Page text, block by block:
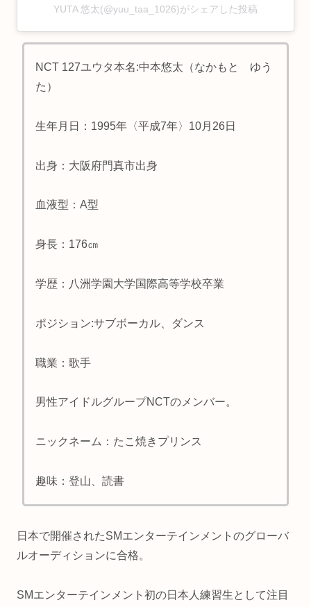
YUTA 悠太(@yuu_taa_1026)がシェアした投稿
NCT 127ユウタ本名:中本悠太（なかもと ゆう
た）
生年月日：1995年〈平成7年〉10月26日
出身：大阪府門真市出身
血液型：A型
身長：176㎝
学歴：八洲学園大学国際高等学校卒業
ポジション:サブボーカル、ダンス
職業：歌手
男性アイドルグループNCTのメンバー。
ニックネーム：たこ焼きプリンス
趣味：登山、読書
日本で開催されたSMエンターテインメントのグローバ
ルオーディションに合格。
SMエンターテインメント初の日本人練習生として注目